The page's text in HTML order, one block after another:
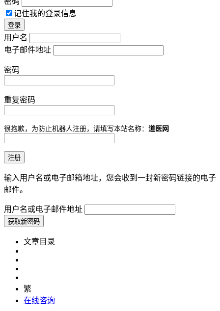
记住我的登录信息
用户名
电子邮件地址
密码
重复密码
很抱歉，为防止机器人注册，请填写本站名称： 道医网
输入用户名或电子邮箱地址，您会收到一封新密码链接的电子
邮件。
用户名或电子邮件地址
文章目录
繁
在线咨询